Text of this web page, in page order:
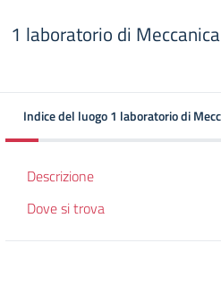
1 laboratorio di
Indice del luogo 1 laboratorio di
Descrizione
Dove si trova